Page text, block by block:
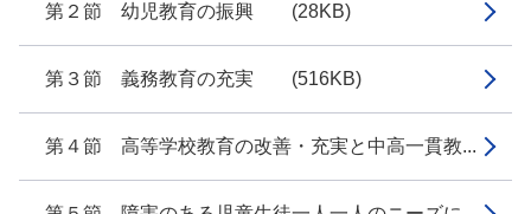
第２節 幼児教育の振興 (28KB)
第３節 義務教育の充実 (516KB)
第４節 高等学校教育の改善・充実と中高一貫教...